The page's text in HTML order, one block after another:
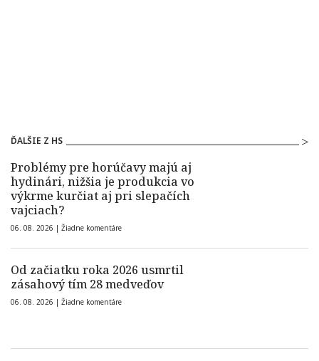
ĎALŠIE Z HS
Problémy pre horúčavy majú aj
hydinári, nižšia je produkcia vo
výkrme kurčiat aj pri slepačích
vajciach?
06. 08. 2026 | Žiadne komentáre
Od začiatku roka 2026 usmrtil
zásahový tím 28 medveďov
06. 08. 2026 | Žiadne komentáre